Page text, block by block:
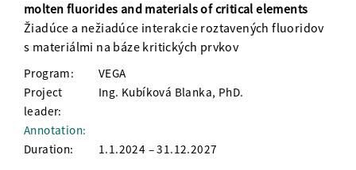
molten fluorides and materials of critical elements
Žiadúce a nežiadúce interakcie roztavených fluoridov
s materiálmi na báze kritických prvkov
Program:
VEGA
Project
leader:
Ing. Kubíková Blanka, PhD.
Annotation:
Duration:
1.1.2024 – 31.12.2027